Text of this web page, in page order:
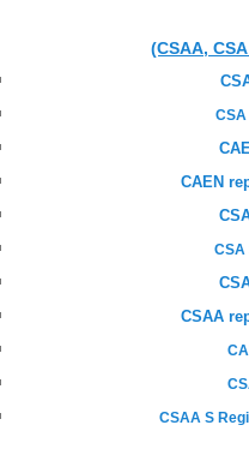
(CSAA,
CSA
CAEN
CSA
CSAA
CSAA S